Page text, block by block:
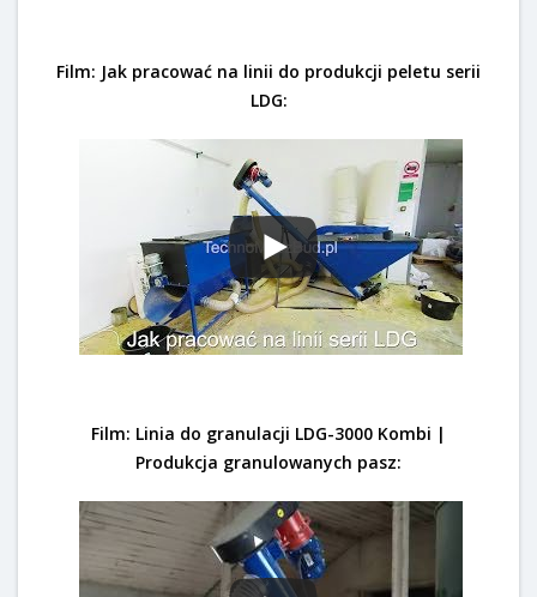
Film: Jak pracować na linii do produkcji peletu serii
LDG:
Film: Linia do granulacji LDG-3000 Kombi |
Produkcja granulowanych pasz: